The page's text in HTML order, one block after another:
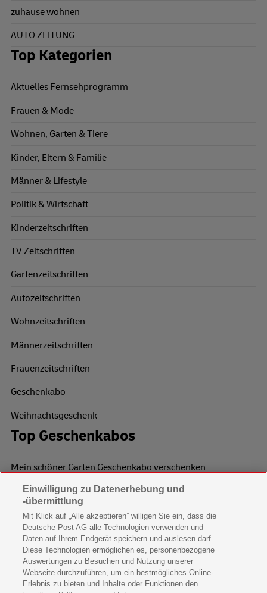
zuhause wohnen
AUTO ZEITUNG
Top Kategorien
Aktuelles Fernsehprogramm
Frauen & Mode
Wohnen, Garten & Tiere
Kinder, Eltern & Familie
Männer & Lifestyle
Politik & Wirtschaft
Kinderzeitschriften
TV Zeitschriften
Gartenzeitschriften
Autozeitschriften
Wohnzeitschriften
Männerzeitschriften
Frauenzeitschriften
Geschenkabo
Weihnachtsgeschenk
Top Geschenkabos
Mein schöner Garten Geschenkabo verschenken
Wohnen & Garten Geschenkabo verschenken
Mein schönes Land Geschenkabo verschenken
Bild der Frau Geschenkabo verschenken
11 Freunde Geschenkabo verschenken
LEGO Ninjago Magazin Geschenkabo verschenken
Einwilligung zu Datenerhebung und
-übermittlung
Mit Klick auf „Alle akzeptieren” willigen Sie ein, dass die
Deutsche Post AG alle Technologien verwenden und
Daten auf Ihrem Endgerät speichern und auslesen darf.
Diese Technologien ermöglichen es, personenbezogene
Auswertungen zu Besuchen und Nutzung unserer
Webseite durchzuführen, um ein bestmögliches Online-
Erlebnis zu bieten und Inhalte oder Funktionen den